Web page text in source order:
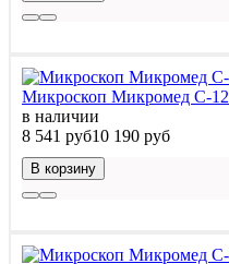
Микроскоп Микромед С-12
в наличии
8 541 руб10 190 руб
В корзину